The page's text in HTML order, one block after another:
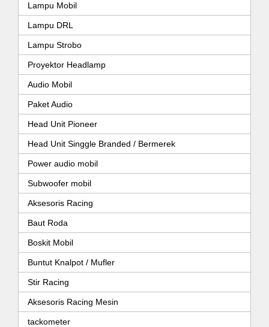
Lampu Mobil
Lampu DRL
Lampu Strobo
Proyektor Headlamp
Audio Mobil
Paket Audio
Head Unit Pioneer
Head Unit Singgle Branded / Bermerek
Power audio mobil
Subwoofer mobil
Aksesoris Racing
Baut Roda
Boskit Mobil
Buntut Knalpot / Mufler
Stir Racing
Aksesoris Racing Mesin
tackometer